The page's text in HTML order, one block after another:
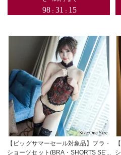
【ビッグサマーセール対象品】ブラ・
ショーツセット(BRA・SHORTS SET)